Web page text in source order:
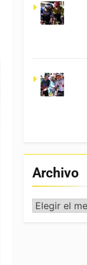
Archivo
Archivo